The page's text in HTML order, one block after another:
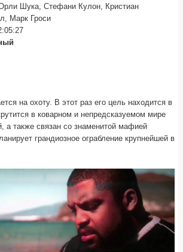
Шука, Стефани Кулон, Кристиан
Марк Гроси
на охоту. В этот раз его цель находится в
в коварном и непредсказуемом мире
а также связан со знаменитой мафией
грандиозное ограбление крупнейшей в